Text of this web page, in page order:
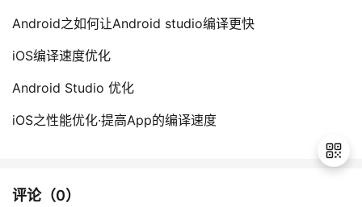
Android之如何让Android studio编译更快
iOS编译速度优化
Android Studio 优化
iOS之性能优化·提高App的编译速度
评论（0）